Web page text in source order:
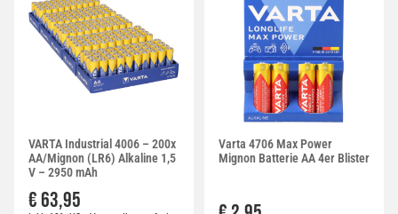
VARTA Industrial 4006 – 200x
AA/Mignon (LR6) Alkaline 1,5
V – 2950 mAh
€ 63,95
Varta 4706 Max Power
Mignon Batterie AA 4er Blister